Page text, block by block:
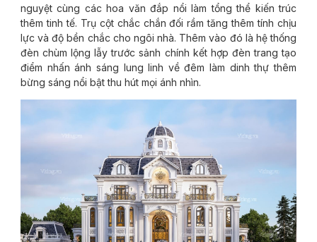
nguyệt cùng các hoa văn đắp nổi làm tổng thể kiến trúc
thêm tinh tế. Trụ cột chắc chắn đối rầm tăng thêm tính chịu
lực và độ bền chắc cho ngôi nhà. Thêm vào đó là hệ thống
đèn chùm lộng lẫy trước sảnh chính kết hợp đèn trang tạo
điểm nhấn ánh sáng lung linh về đêm làm dinh thự thêm
bừng sáng nổi bật thu hút mọi ánh nhìn.